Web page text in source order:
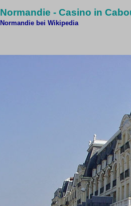
Normandie - Casino in
Normandie bei Wikipedia